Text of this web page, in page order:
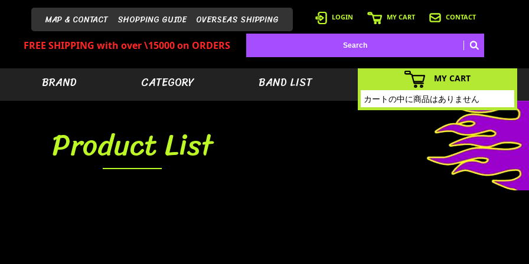
MAP & CONTACT SHOPPING GUIDE OVERSEAS SHIPPING LOGIN MY CART CONTACT
FREE SHIPPING with over \15000 on ORDERS
BRAND CATEGORY BAND LIST
Product List
MY CART
カートの中に商品はありません